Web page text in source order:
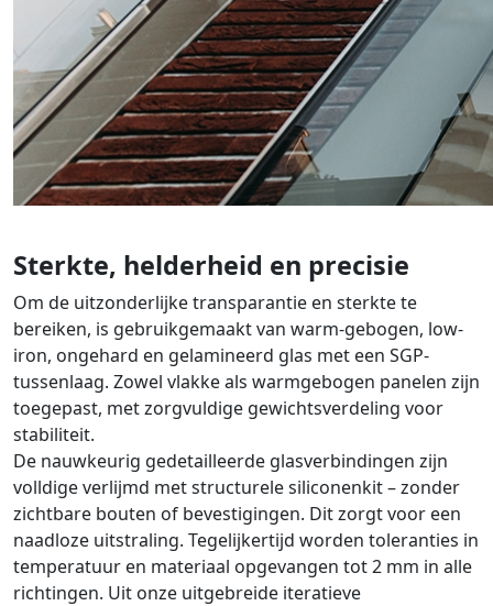
Sterkte, helderheid en precisie
Om de uitzonderlijke transparantie en sterkte te
bereiken, is gebruikgemaakt van warm-gebogen, low-
iron, ongehard en gelamineerd glas met een SGP-
tussenlaag. Zowel vlakke als warmgebogen panelen zijn
toegepast, met zorgvuldige gewichtsverdeling voor
stabiliteit.
De nauwkeurig gedetailleerde glasverbindingen zijn
volldige verlijmd met structurele siliconenkit – zonder
zichtbare bouten of bevestigingen. Dit zorgt voor een
naadloze uitstraling. Tegelijkertijd worden toleranties in
temperatuur en materiaal opgevangen tot 2 mm in alle
richtingen. Uit onze uitgebreide iteratieve